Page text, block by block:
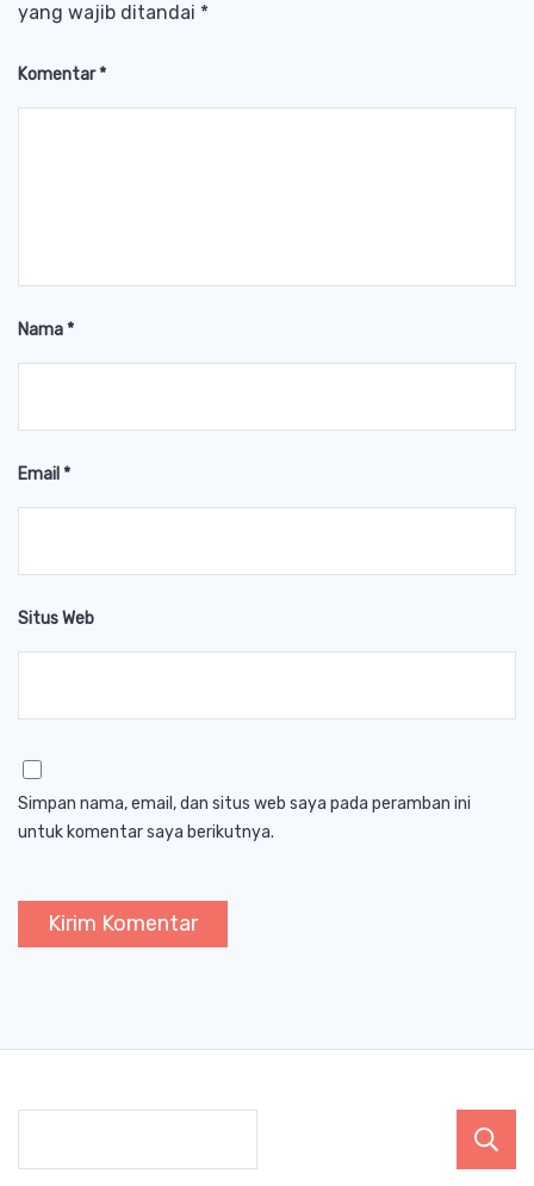
yang wajib ditandai *
Komentar*
Nama*
Email*
Situs Web
Simpan nama, email, dan situs web saya pada peramban ini
untuk komentar saya berikutnya.